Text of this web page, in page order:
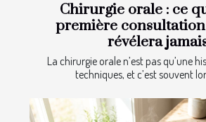
Chirurgie orale : ce
première
révélera
La chirurgie orale n’est pas qu’une
techniques, et c’est souvent